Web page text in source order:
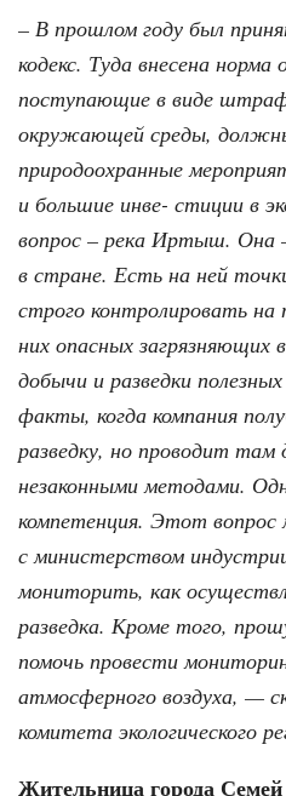
– В прошлом году был
кодекс. Туда внесена
поступающие в виде
окружающей среды,
природоохранные
и большие инве- стиции в
вопрос – река Иртыш. Она
в стране. Есть на ней
строго контролировать
них опасных
добычи и разведки
факты, когда компания
разведку, но проводит там
незаконными методами.
компетенция. Этот
с министерством
мониторить, как
разведка. Кроме того,
помочь провести
атмосферного воздуха, —
комитета экологического
Жительница города